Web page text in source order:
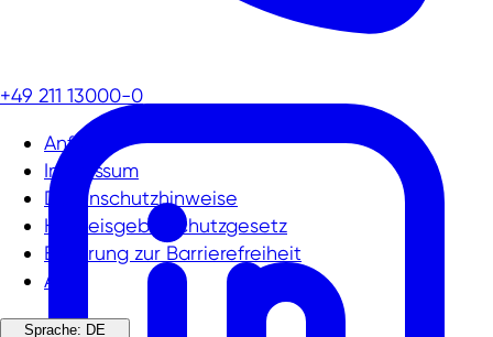
+49 211 13000-0
Anfahrt
Impressum
Datenschutzhinweise
Hinweisgeberschutzgesetz
Erklärung zur Barrierefreiheit
AGB
Sprache: DE